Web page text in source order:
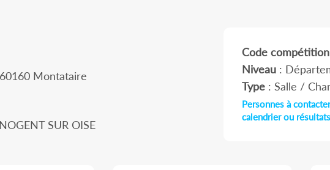
Montataire
SUR OISE
Code compétition
Niveau:
Type: Salle /
Personnes à
calendrier ou résultats